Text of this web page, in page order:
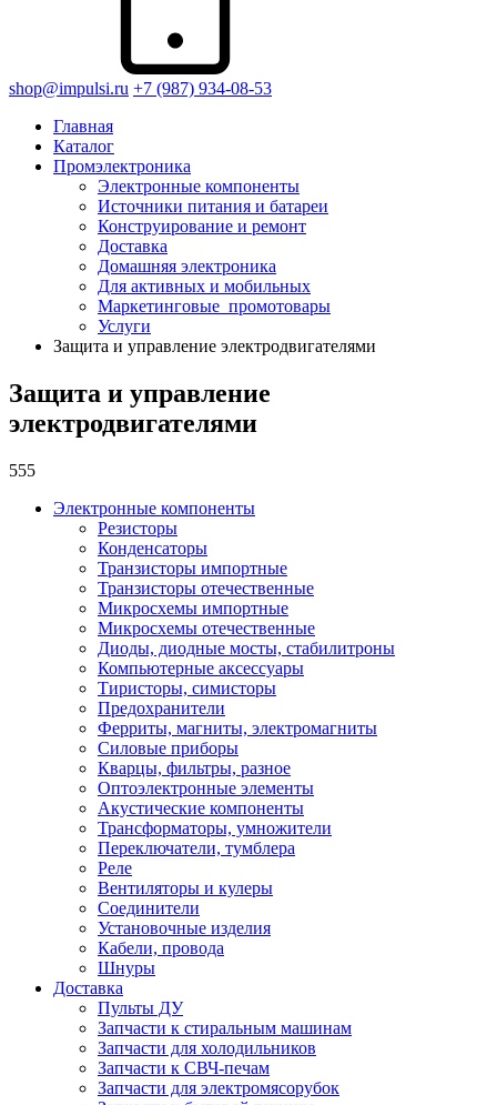
shop@impulsi.ru +7 (987) 934-08-53
Главная
Каталог
Промэлектроника
Электронные компоненты
Источники питания и батареи
Конструирование и ремонт
Доставка
Домашняя электроника
Для активных и мобильных
Маркетинговые_промотовары
Услуги
Защита и управление электродвигателями
Защита и управление
электродвигателями
555
Электронные компоненты
Резисторы
Конденсаторы
Транзисторы импортные
Транзисторы отечественные
Микросхемы импортные
Микросхемы отечественные
Диоды, диодные мосты, стабилитроны
Компьютерные аксессуары
Тиристоры, симисторы
Предохранители
Ферриты, магниты, электромагниты
Силовые приборы
Кварцы, фильтры, разное
Оптоэлектронные элементы
Акустические компоненты
Трансформаторы, умножители
Переключатели, тумблера
Реле
Вентиляторы и кулеры
Соединители
Установочные изделия
Кабели, провода
Шнуры
Доставка
Пульты ДУ
Запчасти к стиральным машинам
Запчасти для холодильников
Запчасти к СВЧ-печам
Запчасти для электромясорубок